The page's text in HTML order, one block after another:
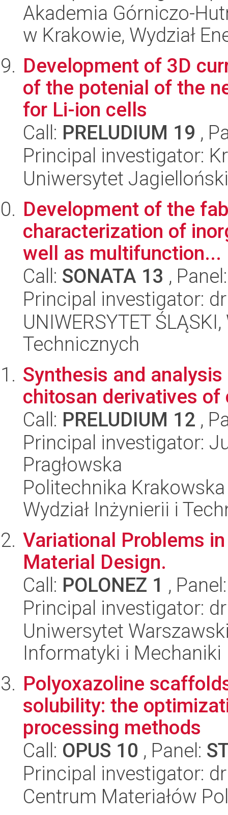
Akademia Górniczo-
w Krakowie, Wydział
Development of 3D
of the potenial of the
for Li-ion cells
Call: PRELUDIUM 19 ,
Principal investigator:
Uniwersytet
Development of the
characterization of
well as multifunction...
Call: SONATA 13 ,
Principal investigator:
UNIWERSYTET
Technicznych
Synthesis and
chitosan derivatives
Call: PRELUDIUM 12 ,
Principal investigator:
Pragłowska
Politechnika
Wydział Inżynierii i
Variational Problems
Material Design.
Call: POLONEZ 1 ,
Principal investigator:
Uniwersytet
Informatyki i Mechaniki
Polyoxazoline
solubility: the
processing methods
Call: OPUS 10 , Panel:
Principal investigator:
Centrum Materiałów